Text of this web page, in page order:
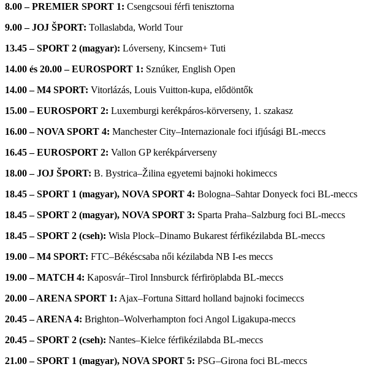
8.00 – PREMIER SPORT 1: Csengcsoui férfi tenisztorna
9.00 – JOJ ŠPORT: Tollaslabda, World Tour
13.45 – SPORT 2 (magyar): Lóverseny, Kincsem+ Tuti
14.00 és 20.00 – EUROSPORT 1: Sznúker, English Open
14.00 – M4 SPORT: Vitorlázás, Louis Vuitton-kupa, elődöntők
15.00 – EUROSPORT 2: Luxemburgi kerékpáros-körverseny, 1. szakasz
16.00 – NOVA SPORT 4: Manchester City–Internazionale foci ifjúsági BL-meccs
16.45 – EUROSPORT 2: Vallon GP kerékpárverseny
18.00 – JOJ ŠPORT: B. Bystrica–Žilina egyetemi bajnoki hokimeccs
18.45 – SPORT 1 (magyar), NOVA SPORT 4: Bologna–Sahtar Donyeck foci BL-meccs
18.45 – SPORT 2 (magyar), NOVA SPORT 3: Sparta Praha–Salzburg foci BL-meccs
18.45 – SPORT 2 (cseh): Wisla Plock–Dinamo Bukarest férfikézilabda BL-meccs
19.00 – M4 SPORT: FTC–Békéscsaba női kézilabda NB I-es meccs
19.00 – MATCH 4: Kaposvár–Tirol Innsburck férfiröplabda BL-meccs
20.00 – ARENA SPORT 1: Ajax–Fortuna Sittard holland bajnoki focimeccs
20.45 – ARENA 4: Brighton–Wolverhampton foci Angol Ligakupa-meccs
20.45 – SPORT 2 (cseh): Nantes–Kielce férfikézilabda BL-meccs
21.00 – SPORT 1 (magyar), NOVA SPORT 5: PSG–Girona foci BL-meccs